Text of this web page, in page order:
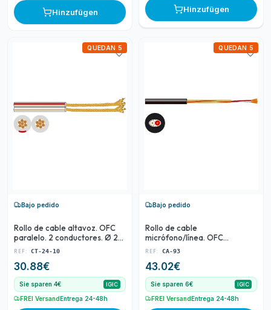
Hinzufügen Hinzufügen
Bajo pedido
Rollo de cable altavoz. OFC
paralelo. 2 conductores. Ø 2
mm2. Blister 10 m.
REF: CT-24-10
30.88€
QUEDAN 5
Sie sparen 4€ IGIC
FREI VersandEntrega 24-48h
Bajo pedido
Rollo de cable
micrófono/línea. OFC
blindado. 2 conductores.
REF: CA-93
43.02€
QUEDAN 5
Sie sparen 6€ IGIC
FREI VersandEntrega 24-48h